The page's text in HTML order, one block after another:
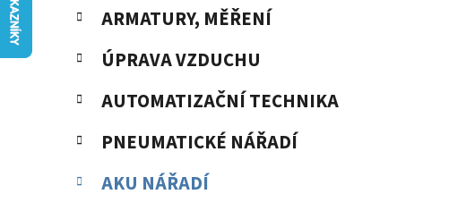
n
n
í
p
n
l
i
ARMATURY, MĚŘENÍ
ÚPRAVA VZDUCHU
AUTOMATIZAČNÍ TECHNIKA
PNEUMATICKÉ NÁŘADÍ
AKU NÁŘADÍ